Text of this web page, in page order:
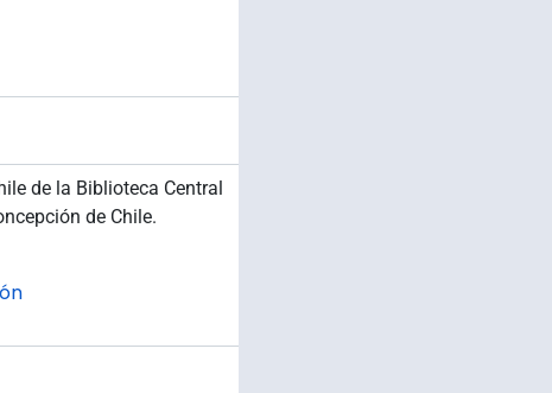
de la Biblioteca Central
de Chile.